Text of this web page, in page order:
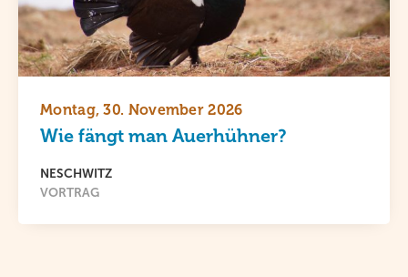
Montag, 30. November 2026
Wie fängt man Auerhühner?
NESCHWITZ
VORTRAG